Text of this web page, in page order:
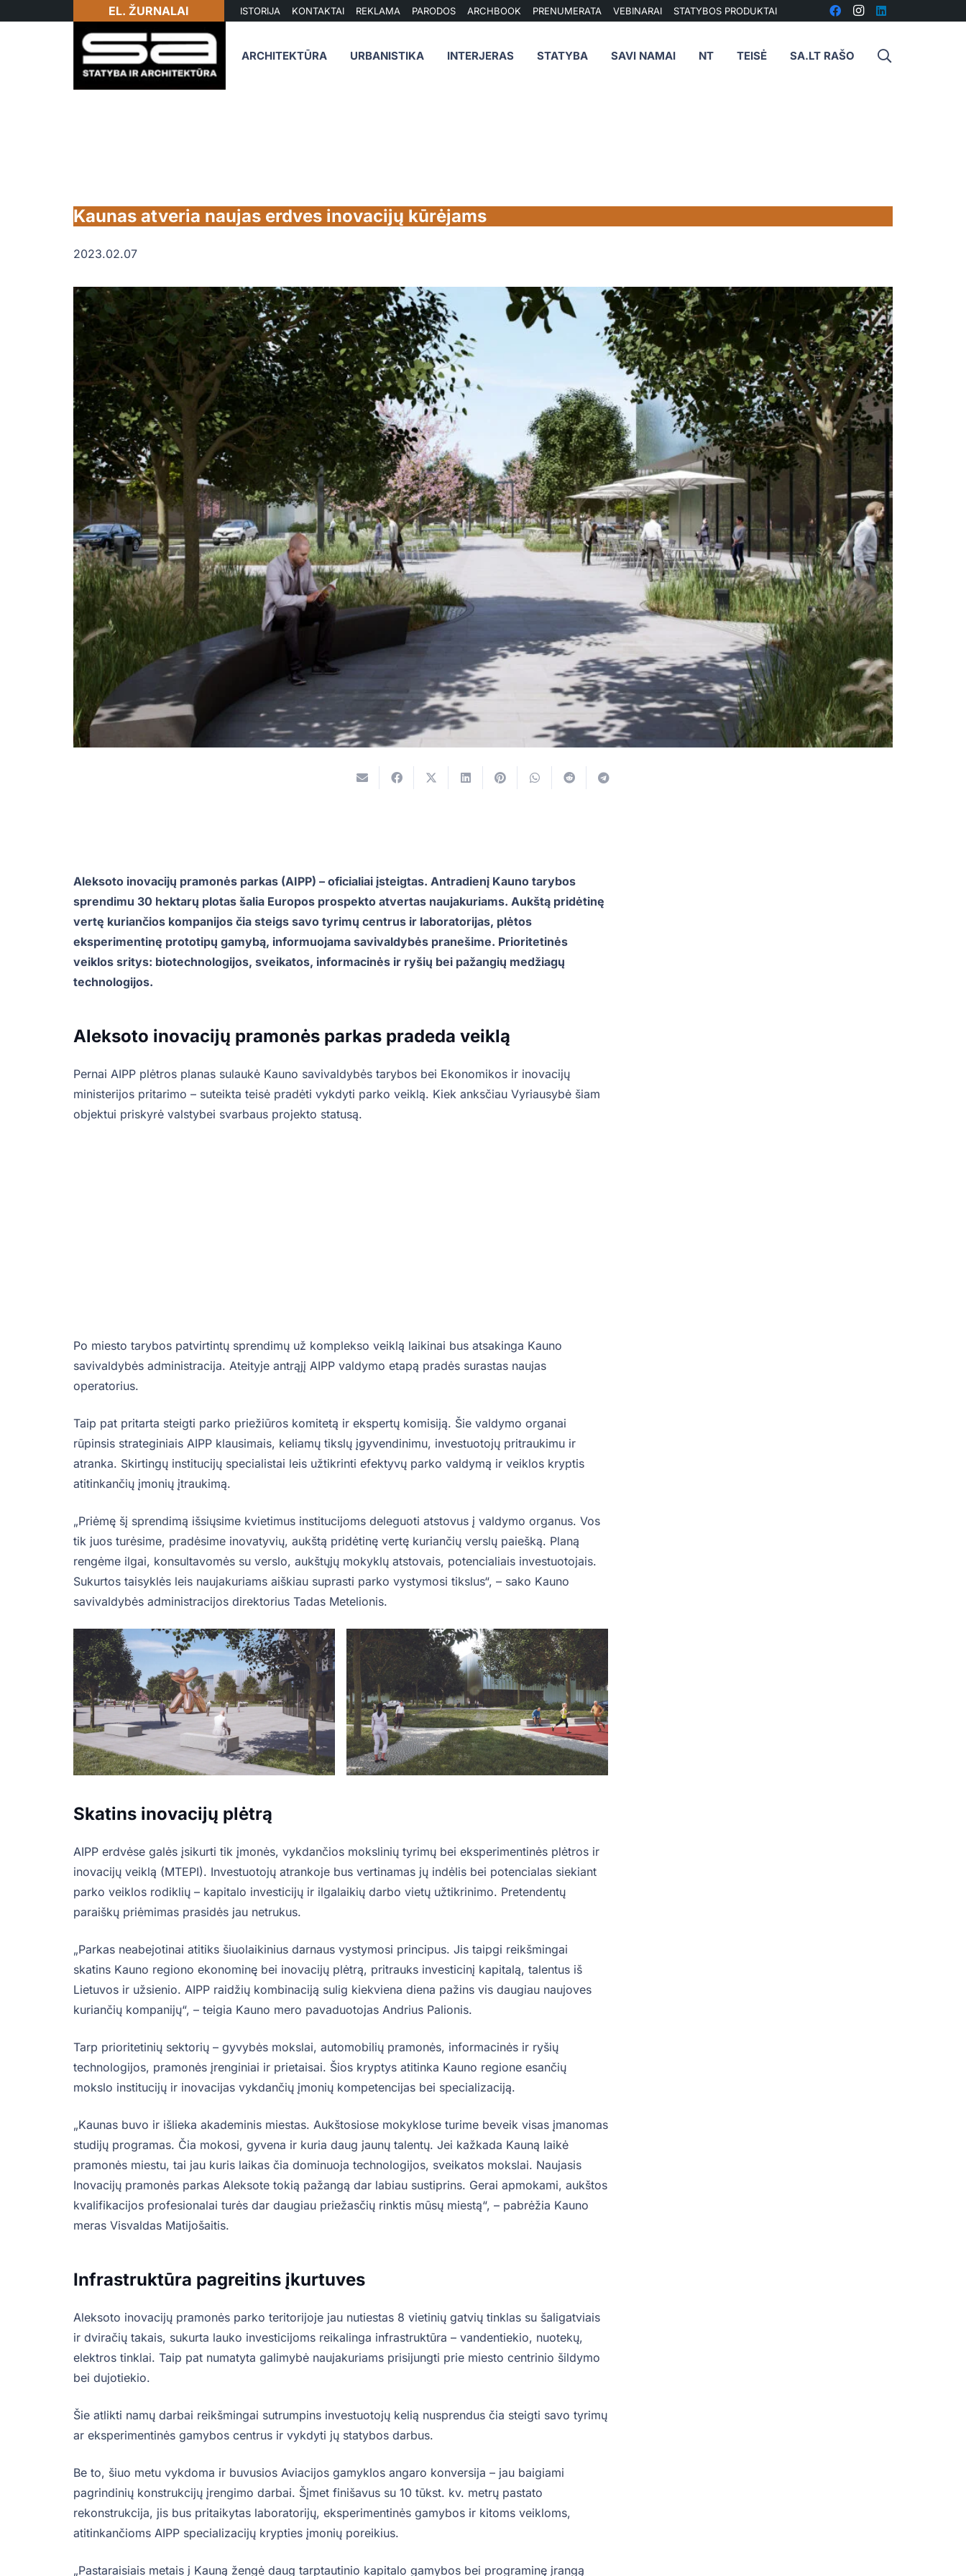
EL. ŽURNALAI ISTORIJA KONTAKTAI REKLAMA PARODOS ARCHBOOK PRENUMERATA VEBINARAI STATYBOS PRODUKTAI
ARCHITEKTŪRA URBANISTIKA INTERJERAS STATYBA SAVI NAMAI NT TEISĖ SA.LT RAŠO
Kaunas atveria naujas erdves inovacijų kūrėjams
2023.02.07
Aleksoto inovacijų pramonės parkas (AIPP) – oficialiai įsteigtas. Antradienį Kauno tarybos
sprendimu 30 hektarų plotas šalia Europos prospekto atvertas naujakuriams. Aukštą pridėtinę
vertę kuriančios kompanijos čia steigs savo tyrimų centrus ir laboratorijas, plėtos
eksperimentinę prototipų gamybą, informuojama savivaldybės pranešime. Prioritetinės
veiklos sritys: biotechnologijos, sveikatos, informacinės ir ryšių bei pažangių medžiagų
technologijos.
Aleksoto inovacijų pramonės parkas pradeda veiklą
Pernai AIPP plėtros planas sulaukė Kauno savivaldybės tarybos bei Ekonomikos ir inovacijų
ministerijos pritarimo – suteikta teisė pradėti vykdyti parko veiklą. Kiek anksčiau Vyriausybė šiam
objektui priskyrė valstybei svarbaus projekto statusą.
Po miesto tarybos patvirtintų sprendimų už komplekso veiklą laikinai bus atsakinga Kauno
savivaldybės administracija. Ateityje antrąjį AIPP valdymo etapą pradės surastas naujas
operatorius.
Taip pat pritarta steigti parko priežiūros komitetą ir ekspertų komisiją. Šie valdymo organai
rūpinsis strateginiais AIPP klausimais, keliamų tikslų įgyvendinimu, investuotojų pritraukimu ir
atranka. Skirtingų institucijų specialistai leis užtikrinti efektyvų parko valdymą ir veiklos kryptis
atitinkančių įmonių įtraukimą.
„Priėmę šį sprendimą išsiųsime kvietimus institucijoms deleguoti atstovus į valdymo organus. Vos
tik juos turėsime, pradėsime inovatyvių, aukštą pridėtinę vertę kuriančių verslų paiešką. Planą
rengėme ilgai, konsultavomės su verslo, aukštųjų mokyklų atstovais, potencialiais investuotojais.
Sukurtos taisyklės leis naujakuriams aiškiau suprasti parko vystymosi tikslus“, – sako Kauno
savivaldybės administracijos direktorius Tadas Metelionis.
Skatins inovacijų plėtrą
AIPP erdvėse galės įsikurti tik įmonės, vykdančios mokslinių tyrimų bei eksperimentinės plėtros ir
inovacijų veiklą (MTEPI). Investuotojų atrankoje bus vertinamas jų indėlis bei potencialas siekiant
parko veiklos rodiklių – kapitalo investicijų ir ilgalaikių darbo vietų užtikrinimo. Pretendentų
paraiškų priėmimas prasidės jau netrukus.
„Parkas neabejotinai atitiks šiuolaikinius darnaus vystymosi principus. Jis taipgi reikšmingai
skatins Kauno regiono ekonominę bei inovacijų plėtrą, pritrauks investicinį kapitalą, talentus iš
Lietuvos ir užsienio. AIPP raidžių kombinaciją sulig kiekviena diena pažins vis daugiau naujoves
kuriančių kompanijų“, – teigia Kauno mero pavaduotojas Andrius Palionis.
Tarp prioritetinių sektorių – gyvybės mokslai, automobilių pramonės, informacinės ir ryšių
technologijos, pramonės įrenginiai ir prietaisai. Šios kryptys atitinka Kauno regione esančių
mokslo institucijų ir inovacijas vykdančių įmonių kompetencijas bei specializaciją.
„Kaunas buvo ir išlieka akademinis miestas. Aukštosiose mokyklose turime beveik visas įmanomas
studijų programas. Čia mokosi, gyvena ir kuria daug jaunų talentų. Jei kažkada Kauną laikė
pramonės miestu, tai jau kuris laikas čia dominuoja technologijos, sveikatos mokslai. Naujasis
Inovacijų pramonės parkas Aleksote tokią pažangą dar labiau sustiprins. Gerai apmokami, aukštos
kvalifikacijos profesionalai turės dar daugiau priežasčių rinktis mūsų miestą“, – pabrėžia Kauno
meras Visvaldas Matijošaitis.
Infrastruktūra pagreitins įkurtuves
Aleksoto inovacijų pramonės parko teritorijoje jau nutiestas 8 vietinių gatvių tinklas su šaligatviais
ir dviračių takais, sukurta lauko investicijoms reikalinga infrastruktūra – vandentiekio, nuotekų,
elektros tinklai. Taip pat numatyta galimybė naujakuriams prisijungti prie miesto centrinio šildymo
bei dujotiekio.
Šie atlikti namų darbai reikšmingai sutrumpins investuotojų kelią nusprendus čia steigti savo tyrimų
ar eksperimentinės gamybos centrus ir vykdyti jų statybos darbus.
Be to, šiuo metu vykdoma ir buvusios Aviacijos gamyklos angaro konversija – jau baigiami
pagrindinių konstrukcijų įrengimo darbai. Šįmet finišavus su 10 tūkst. kv. metrų pastato
rekonstrukcija, jis bus pritaikytas laboratorijų, eksperimentinės gamybos ir kitoms veikloms,
atitinkančioms AIPP specializacijų krypties įmonių poreikius.
„Pastaraisiais metais į Kauną žengė daug tarptautinio kapitalo gamybos bei programinę įrangą